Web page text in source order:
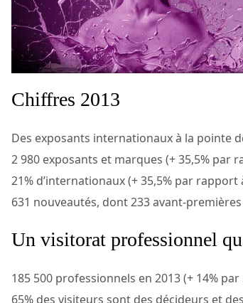
Chiffres 2013
Des exposants internationaux à la pointe
2 980 exposants et marques (+ 35,5% par
21% d’internationaux (+ 35,5% par
631 nouveautés, dont 233 avant-
Un visitorat professionnel
185 500 professionnels en 2013 (+ 14%
65% des visiteurs sont des décideurs et